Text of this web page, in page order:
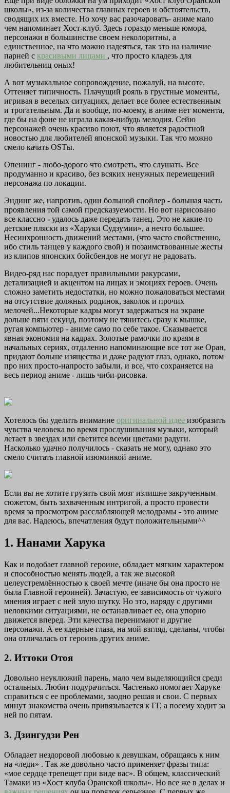
школы», из-за количества главных героев и обстоятельств,
сводящих их вместе. Но хочу вас разочаровать- аниме мало
чем напоминает Хост-клуб. Здесь гораздо меньше юмора,
персонажи в большинстве своем неколоритны, а
единственное, на что можно надеяться, так это на наличие
парней с красивыми лицами , что просто кладезь для
любительниц оных!
А вот музыкальное сопровождение, пожалуй, на высоте.
Оттеняет типичность. Плачущий рояль в грустные моменты,
игривая в веселых ситуациях, делает все более естественным
и трогательным. Да и вообще, по-моему, в аниме нет момента,
где бы на фоне не играла какая-нибудь мелодия. Сейю
персонажей очень красиво поют, что является радостной
новостью для любителей японской музыки. Так что можно
смело качать OSTы.
Опенинг - любо-дорого что смотреть, что слушать. Все
продуманно и красиво, без всяких ненужных перемещений
персонажа по локации.
Эндинг же, напротив, один большой спойлер - большая часть
проявления той самой предсказуемости. Но вот нарисовано
все классно - удалось даже передать танец. Это не какие-то
детские пляски из «Харуки Судзумии», а нечто большее.
Несинхронность движений местами, (что часто свойственно,
ибо стиль танцев у каждого свой) и позаимствованные жесты
из клипов японских бойсбендов не могут не радовать.
Видео-ряд нас порадует правильными ракурсами,
детализацией и акцентом на лицах и эмоциях героев. Очень
сложно заметить недостатки, но можно пожаловаться местами
на отсутствие должных родинок, заколок и прочих
мелочей...Некоторые кадры могут задержаться на экране
дольше пяти секунд, поэтому не тянитесь сразу к мышке,
ругая компьютер - аниме само по себе такое. Сказывается
явная экономия на кадрах. Золотые рамочки по краям в
начальных сериях, отдаленно напоминающие все тот же Оран,
придают больше изящества и даже радуют глаз, однако, потом
про них просто-напросто забыли, и все, что сохраняется на
весь период аниме - лишь чиби-рисовка.
Хотелось бы уделить внимание оригинальной идее изобразить
чувства человека во время прослушивания музыки, который
летает в звездах или светится всеми цветами радуги.
Насколько удачно получилось - сказать не могу, однако это
смело считать главной изюминкой аниме.
Если вы не хотите грузить свой мозг излишне закрученным
сюжетом, быть захваченным интригой, а просто провести
время за просмотром расслабляющей мелодрамы - это аниме
для вас. Надеюсь, впечатления будут положительными^^
1. Нанами Харука
Как и подобает главной героине, обладает мягким характером
и способностью менять людей, а так же высокой
целеустремлённостью к своей мечте (иначе бы она просто не
была Главной героиней). Зачастую, ее зависимость от чужого
мнения играет с ней злую шутку. Но это, наряду с другими
неловкими ситуациями, не останавливает ее, она упорно
движется вперед. Эти качества перенимают и другие
персонажи. А ее ядерные глаза, на мой взгляд, сделаны, чтобы
она отличалась от героинь других аниме.
2. Иттоки Отоя
Довольно неуклюжий парень, мало чем выделяющийся среди
остальных. Любит подурачиться. Частенько помогает Харуке
справиться с ее проблемами, заодно решая и свои. С первых
минут знакомства очень привязывается к ГГ, а посему ходит за
ней по пятам.
3. Дзингудзи Рен
Обладает нездоровой любовью к девушкам, обращаясь к ним
на «леди» . Так же довольно часто применяет фразы типа:
«мое сердце трепещет при виде вас». В общем, классический
Тамаки из «Хост клуба Оранской школы». Но все же в делах и